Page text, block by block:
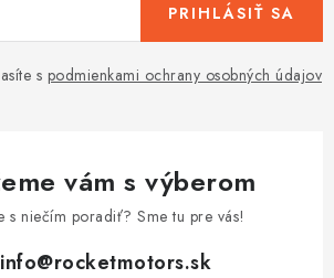
prilieb a obuvi rôznych značiek
s podmienkami ochrany osobných údajov
PRIHLÁSIŤ SA
vám s výberom
s niečím poradiť? Sme tu pre vás!
info@rocketmotors.sk